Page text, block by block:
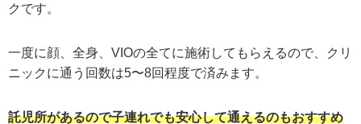
クです。
一度に顔、全身、VIOの全てに施術してもらえるので、クリ
ニックに通う回数は5〜8回程度で済みます。
託児所があるので子連れでも安心して通えるのもおすすめ